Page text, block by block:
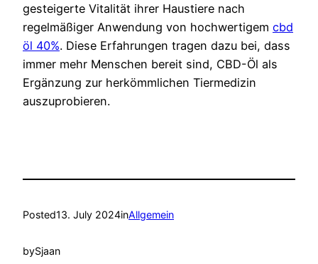
gesteigerte Vitalität ihrer Haustiere nach
regelmäßiger Anwendung von hochwertigem cbd
öl 40%. Diese Erfahrungen tragen dazu bei, dass
immer mehr Menschen bereit sind, CBD-Öl als
Ergänzung zur herkömmlichen Tiermedizin
auszuprobieren.
Posted13. July 2024inAllgemein
bySjaan